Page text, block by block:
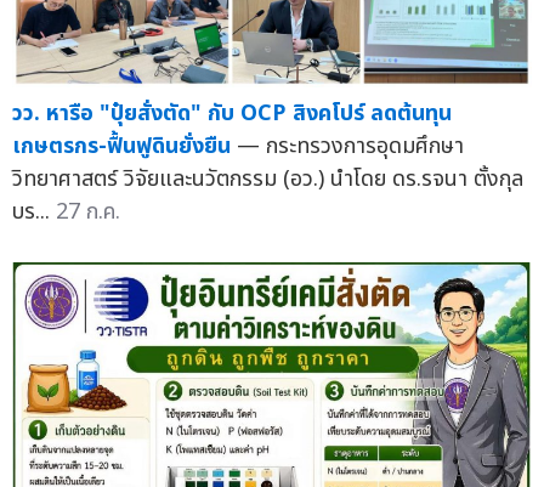
วว. หารือ "ปุ๋ยสั่งตัด" กับ OCP สิงคโปร์ ลดต้นทุน
เกษตรกร-ฟื้นฟูดินยั่งยืน — กระทรวงการอุดมศึกษา
วิทยาศาสตร์ วิจัยและนวัตกรรม (อว.) นำโดย ดร.รจนา ตั้งกุล
บร... 27 ก.ค.